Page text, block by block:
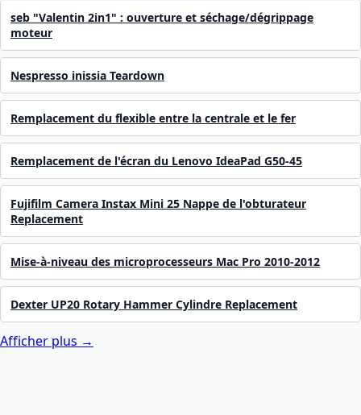
seb "Valentin 2in1" : ouverture et séchage/dégrippage
moteur
Nespresso inissia Teardown
Remplacement du flexible entre la centrale et le fer
Remplacement de l'écran du Lenovo IdeaPad G50-45
Fujifilm Camera Instax Mini 25 Nappe de l'obturateur
Replacement
Mise-à-niveau des microprocesseurs Mac Pro 2010-2012
Dexter UP20 Rotary Hammer Cylindre Replacement
Afficher plus →